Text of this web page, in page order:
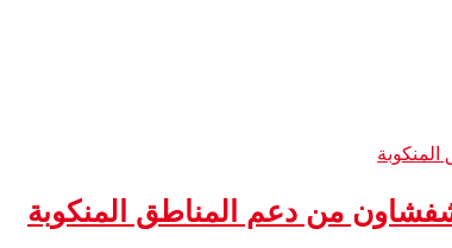
شفشاون من دعم المناطق المنكوبة